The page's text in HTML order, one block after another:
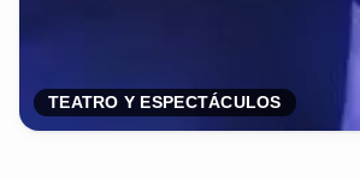
TEATRO Y ESPECTÁCULOS